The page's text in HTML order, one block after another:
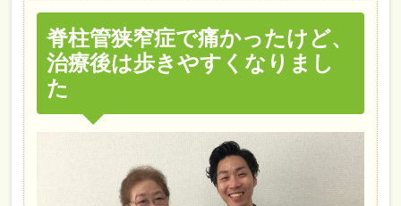
脊柱管狭窄症で痛かったけど、
治療後は歩きやすくなりまし
た